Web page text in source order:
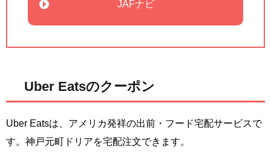
JAFナビ
Uber Eatsのクーポン
Uber Eatsは、アメリカ発祥の出前・フード宅配サービスで
す。神戸元町ドリアを宅配注文できます。